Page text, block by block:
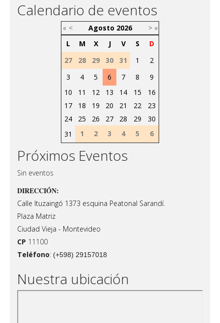
Calendario de eventos
« < Agosto 2026 > »
L
M X J V S
D
27
28 29 30 31 1
2
3
4 5 6 7 8
9
10
11 12 13 14 15
16
17
18 19 20 21 22
23
24
25 26 27 28 29
30
31
1 2 3 4 5 6
Próximos Eventos
Sin eventos
DIRECCIÓN:
Calle Ituzaingó 1373 esquina Peatonal Sarandí.
Plaza Matriz
Ciudad Vieja - Montevideo
CP 11100
Teléfono: (+598) 29157018
Nuestra ubicación